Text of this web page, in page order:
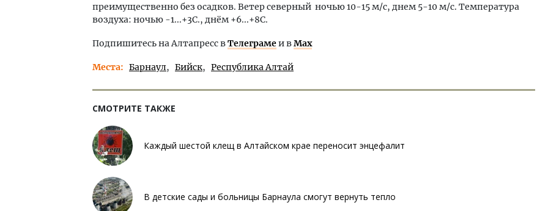
преимущественно без осадков. Ветер северный ночью 10-15 м/с, днем 5-10 м/с. Температура
воздуха: ночью -1...+3С., днём +6...+8С.
Подпишитесь на Алтапресс вТелеграмеи вMax
Места Барнаул Бийск Республика Алтай
СМОТРИТЕ ТАКЖЕ
Каждый шестой клещ в Алтайском крае переносит энцефалит
В детские сады и больницы Барнаула смогут вернуть тепло